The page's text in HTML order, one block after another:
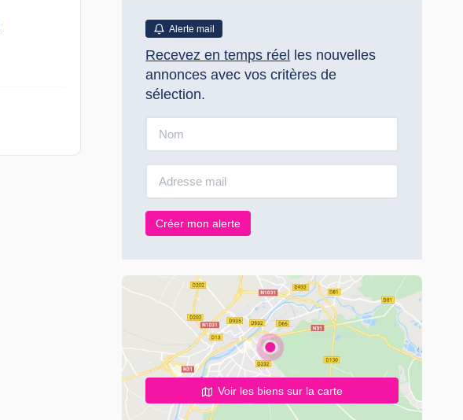
Alerte mail
Recevez en temps réel les nouvelles
annonces avec vos critères de
sélection.
Créer mon alerte
Voir les biens sur la carte